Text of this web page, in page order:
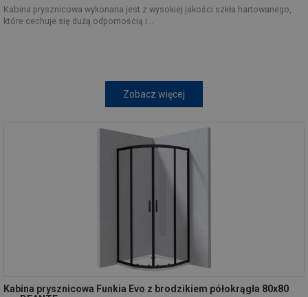
Kabina prysznicowa wykonana jest z wysokiej jakości szkła hartowanego,
które cechuje się dużą odpornością i...
Zobacz więcej
Kabina prysznicowa Funkia Evo z brodzikiem półokrągła 80x80